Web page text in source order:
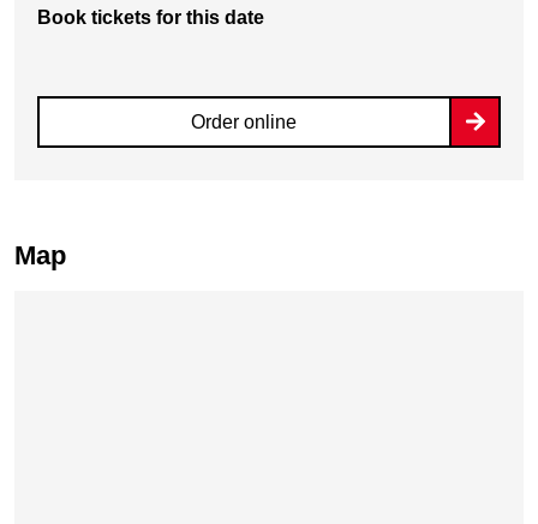
Book tickets for this date
Order online
Map